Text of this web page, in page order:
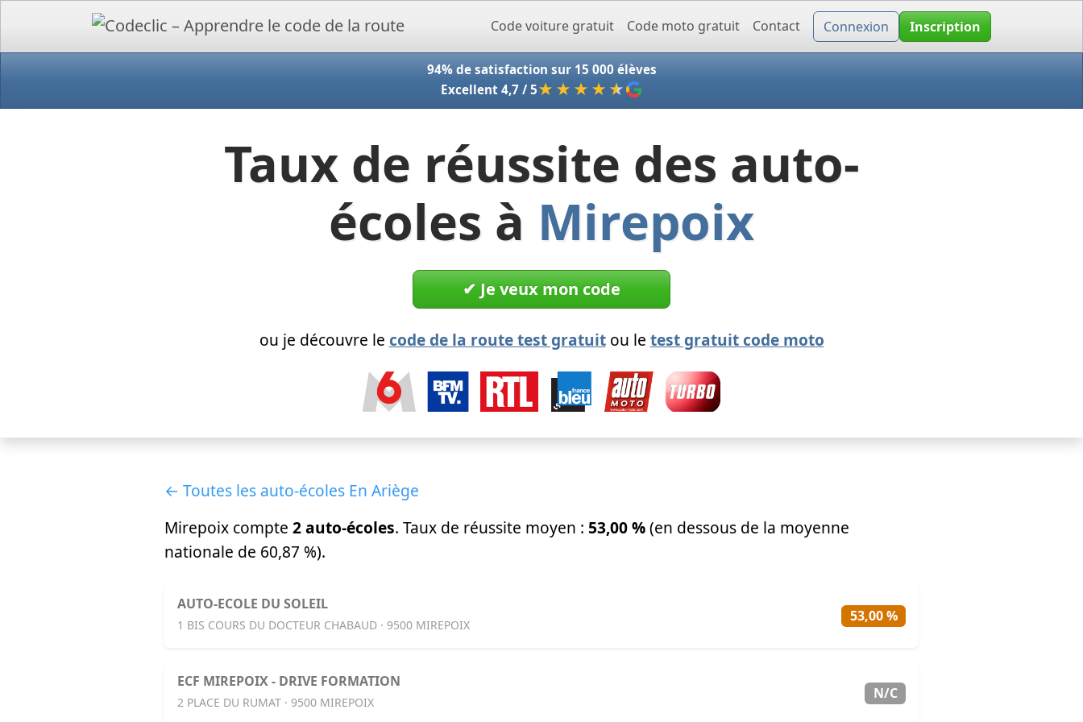
Accueil - CodeclicCode voiture gratuit Code moto gratuit Contact Connexion Inscription
94% de satisfaction sur 15 000 élèves
Excellent 4,7 / 5★★★★ ★
Taux de réussite des auto-
écoles à Mirepoix
✔︎ Je veux mon code
ou je découvre le code de la route test gratuitou le test gratuit code moto
← Toutes les auto-écoles En Ariège
Mirepoix compte 2 auto-écoles. Taux de réussite moyen : 53,00 %(en dessous de la moyenne
nationale de 60,87 %).
AUTO-ECOLE DU SOLEIL
1 BIS COURS DU DOCTEUR CHABAUD · 9500 MIREPOIX
53,00 %
ECF MIREPOIX - DRIVE FORMATION
2 PLACE DU RUMAT · 9500 MIREPOIX
N/C